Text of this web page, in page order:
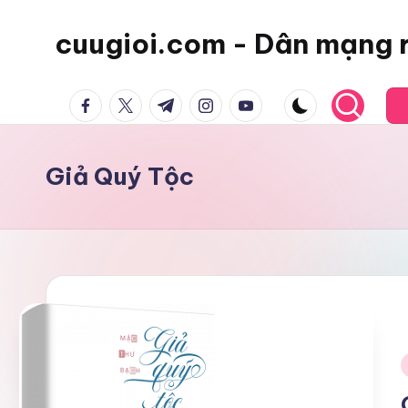
cuugioi.com - Dân mạng
facebook.com
twitter.com
t.me instagram.com
youtube.com
Giả Quý Tộc